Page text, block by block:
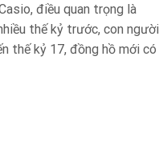
điều quan trọng là
thế kỷ trước, con người
thế kỷ 17, đồng hồ mới có